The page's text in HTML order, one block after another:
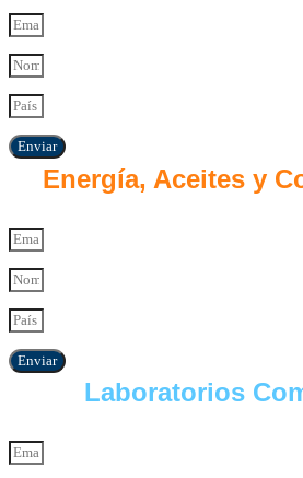
Enviar
Energía, Aceites y
Enviar
Laboratorios